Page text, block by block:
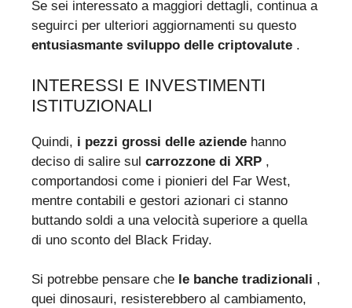
Se sei interessato a maggiori dettagli, continua a
seguirci per ulteriori aggiornamenti su questo
entusiasmante sviluppo delle criptovalute .
INTERESSI E INVESTIMENTI
ISTITUZIONALI
Quindi, i pezzi grossi delle aziende hanno
deciso di salire sul carrozzone di XRP ,
comportandosi come i pionieri del Far West,
mentre contabili e gestori azionari ci stanno
buttando soldi a una velocità superiore a quella
di uno sconto del Black Friday.
Si potrebbe pensare che le banche tradizionali ,
quei dinosauri, resisterebbero al cambiamento,